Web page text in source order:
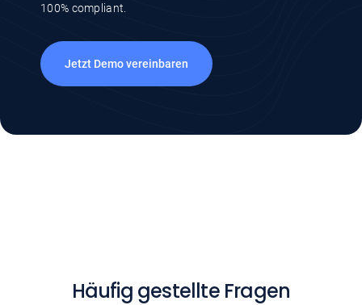
100% compliant.
Jetzt Demo vereinbaren
Häufig gestellte Fragen